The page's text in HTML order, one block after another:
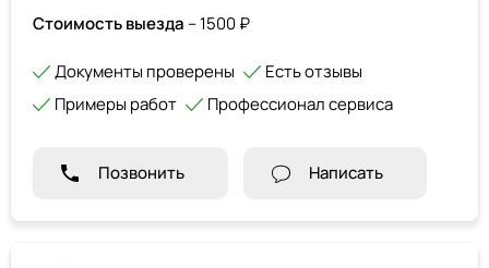
Стоимость выезда – 1500 ₽
Документы проверены
Есть отзывы
Примеры работ
Профессионал сервиса
Позвонить Написать